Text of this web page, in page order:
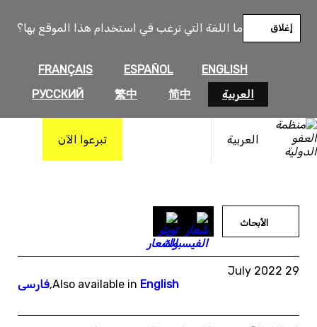
ما اللغة التي ترغب في استخدام هذا الموقع بها؟
ENGLISH
ESPAÑOL
FRANÇAIS
العربية
简中
繁中
РУССКИЙ
إغلاق
العربية تبرعوا الآن
المحتوى
الأبحاث
29 July 2022
Also available in English
,فارسی